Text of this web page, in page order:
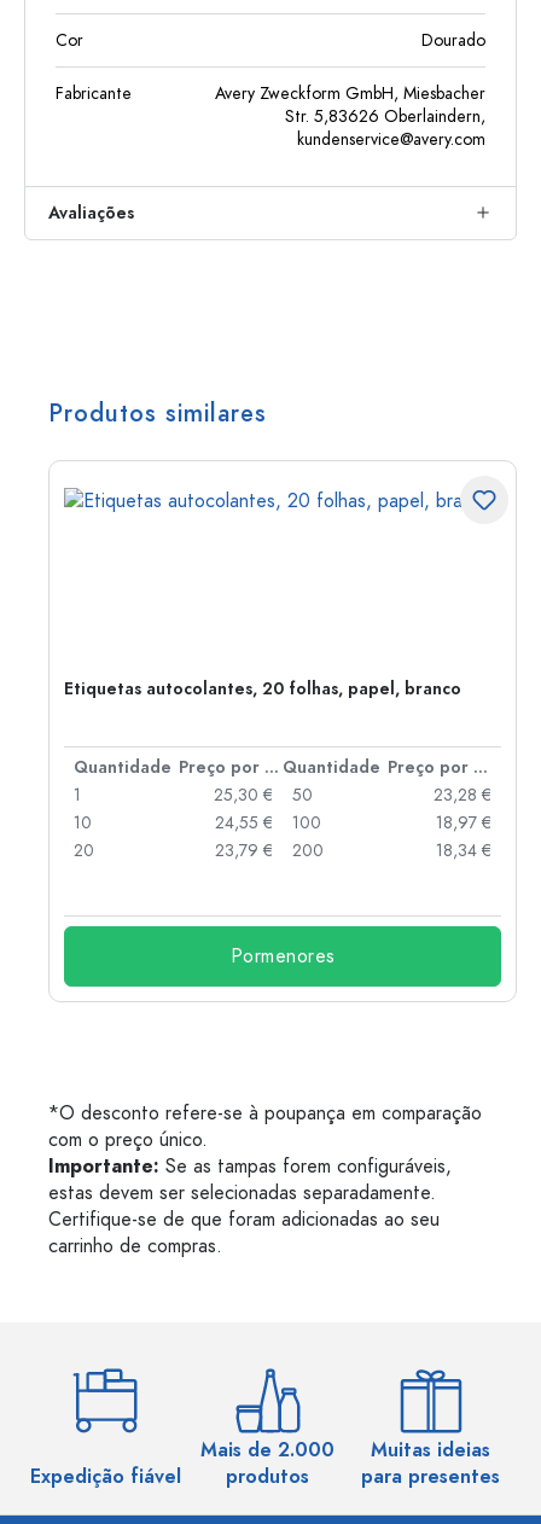
Cor Dourado
Fabricante
Avery Zweckform GmbH, Miesbacher
Str. 5,83626 Oberlaindern,
kundenservice@avery.com
Avaliações
Produtos similares
Etiquetas autocolantes, 20 folhas, papel, branco
Quantidade Preço por peça Quantidade
Preço por peça
1
25,30 €
10
24,55 €
20
23,79 €
50
23,28 €
100
18,97 €
200
18,34 €
Pormenores
*O desconto refere-se à poupança em comparação
com o preço único.
Importante: Se as tampas forem configuráveis,
estas devem ser selecionadas separadamente.
Certifique-se de que foram adicionadas ao seu
carrinho de compras.
Expedição fiável
Mais de 2.000
produtos
Muitas ideias
para presentes